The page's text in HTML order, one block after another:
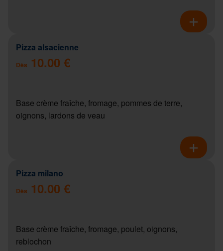
Pizza alsacienne
Dès 10.00 €
Base crème fraîche, fromage, pommes de terre,
oignons, lardons de veau
Pizza milano
Dès 10.00 €
Base crème fraîche, fromage, poulet, oignons,
reblochon